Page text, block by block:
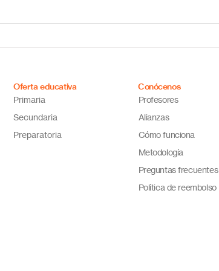
Oferta educativa
Primaria
Secundaria
Preparatoria
Conócenos
Profesores
Alianzas
Cómo funciona
Metodología
Preguntas frecuentes
Política de reembolso